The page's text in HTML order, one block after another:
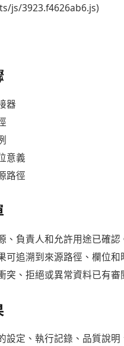
js/3923.f4626ab6.js)
器
意義
路徑
、負責人和允許用途已確認
可追溯到來源路徑、欄位和
突、拒絕或異常資料已有審
設定、執行記錄、品質說明